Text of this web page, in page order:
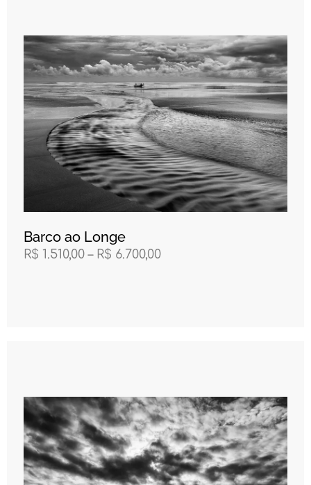
Barco ao Longe
R$ 1.510,00 – R$ 6.700,00